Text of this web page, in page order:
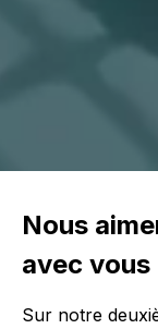
Nous
avec vous
Sur notre